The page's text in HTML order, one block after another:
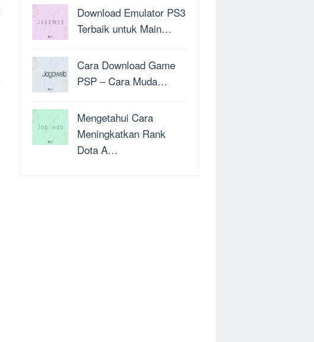
Download Emulator PS3
Terbaik untuk Main…
Cara Download Game
PSP – Cara Muda…
Mengetahui Cara
Meningkatkan Rank
Dota A…